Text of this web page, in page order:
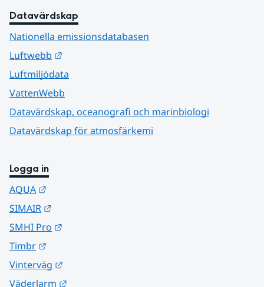
Datavärdskap
Nationella emissionsdatabasen
Luftwebb
Luftmiljödata
VattenWebb
Datavärdskap, oceanografi och marinbiologi
Datavärdskap för atmosfärkemi
Logga in
AQUA
SIMAIR
SMHI Pro
Timbr
Vinterväg
Väderlarm